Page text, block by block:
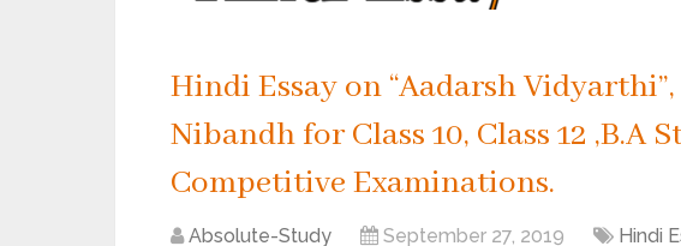
Hindi Essay on “Aadarsh Vidyarthi”,
Nibandh for Class 10, Class 12 ,B.A
Competitive Examinations.
Absolute-Study September 27, 2019 Hindi